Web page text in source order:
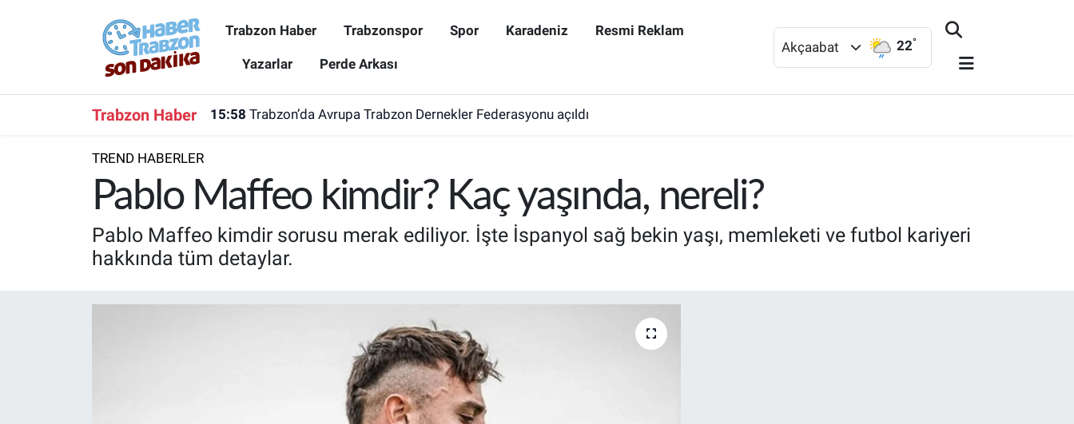
Trabzon Haber Trabzonspor Spor Karadeniz Resmi Reklam
Yazarlar Perde Arkası
Akçaabat 22°
Trabzon Haber 15:58 Trabzon’da Avrupa Trabzon Dernekler Federasyonu açıldı
TREND HABERLER
Pablo Maffeo kimdir? Kaç yaşında, nereli?
Pablo Maffeo kimdir sorusu merak ediliyor. İşte İspanyol sağ bekin yaşı, memleketi ve futbol kariyeri
hakkında tüm detaylar.
Trabzon Haber
Karadeniz
Resmi Reklam
Yazarlar
Perde Arkası
Trabzon Nöbetçi Eczaneler
Trabzon Trafik Yoğunluk Haritası
Süper Lig Puan Durumu ve Fikstür
Tüm Manşetler
Son Dakika Haberleri